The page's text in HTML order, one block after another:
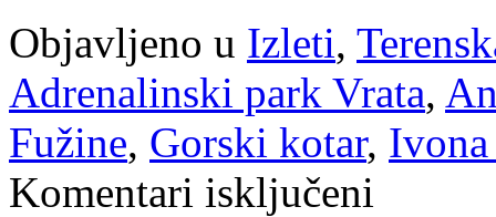
Objavljeno u Izleti,
Adrenalinski park Vrata,
Fužine, Gorski kotar,
Komentari isključeni